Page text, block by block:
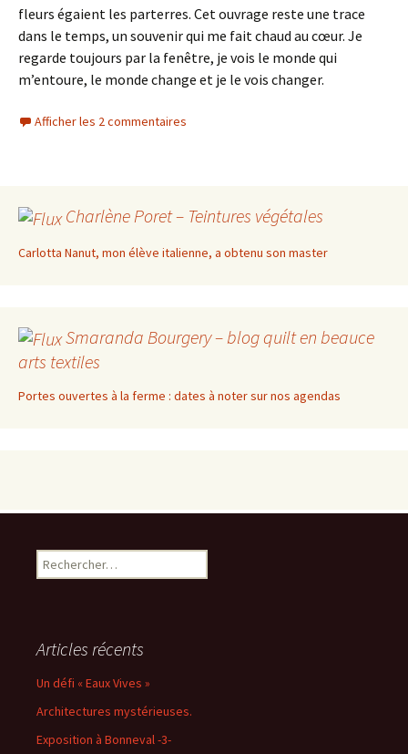
fleurs égaient les parterres. Cet ouvrage reste une trace
dans le temps, un souvenir qui me fait chaud au cœur. Je
regarde toujours par la fenêtre, je vois le monde qui
m’entoure, le monde change et je le vois changer.
Afficher les 2 commentaires
Charlène Poret – Teintures végétales
Carlotta Nanut, mon élève italienne, a obtenu son master
Smaranda Bourgery – blog quilt en beauce
arts textiles
Portes ouvertes à la ferme : dates à noter sur nos agendas
Rechercher :
Articles récents
Un défi « Eaux Vives »
Architectures mystérieuses.
Exposition à Bonneval -3-